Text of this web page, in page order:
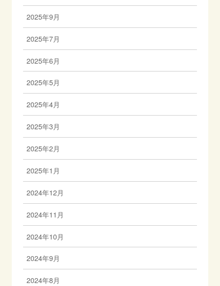
2025年9月
2025年7月
2025年6月
2025年5月
2025年4月
2025年3月
2025年2月
2025年1月
2024年12月
2024年11月
2024年10月
2024年9月
2024年8月